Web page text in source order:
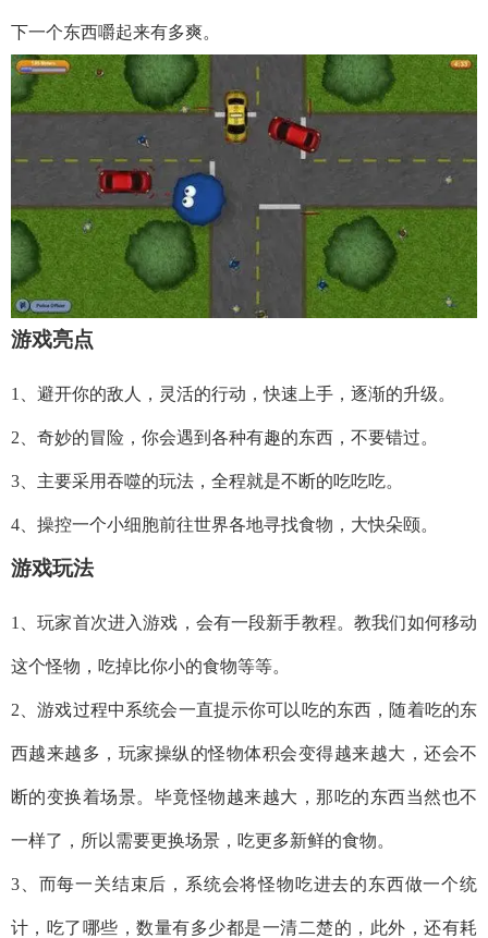
下一个东西嚼起来有多爽。
游戏亮点
1、避开你的敌人，灵活的行动，快速上手，逐渐的升级。
2、奇妙的冒险，你会遇到各种有趣的东西，不要错过。
3、主要采用吞噬的玩法，全程就是不断的吃吃吃。
4、操控一个小细胞前往世界各地寻找食物，大快朵颐。
游戏玩法
1、玩家首次进入游戏，会有一段新手教程。教我们如何移动
这个怪物，吃掉比你小的食物等等。
2、游戏过程中系统会一直提示你可以吃的东西，随着吃的东
西越来越多，玩家操纵的怪物体积会变得越来越大，还会不
断的变换着场景。毕竟怪物越来越大，那吃的东西当然也不
一样了，所以需要更换场景，吃更多新鲜的食物。
3、而每一关结束后，系统会将怪物吃进去的东西做一个统
计，吃了哪些，数量有多少都是一清二楚的，此外，还有耗